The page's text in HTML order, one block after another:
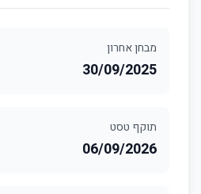
מבחן אחרון
30/09/2025
תוקף טסט
06/09/2026